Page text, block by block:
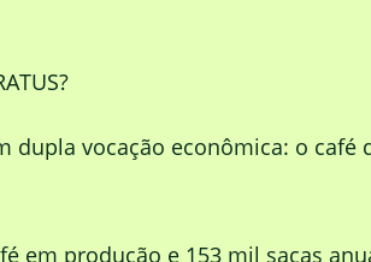
vocação econômica: o café
em produção e 153 mil sacas